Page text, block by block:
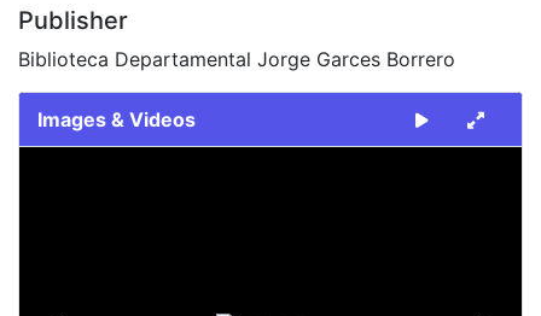
Publisher
Biblioteca Departamental Jorge Garces Borrero
Images & Videos